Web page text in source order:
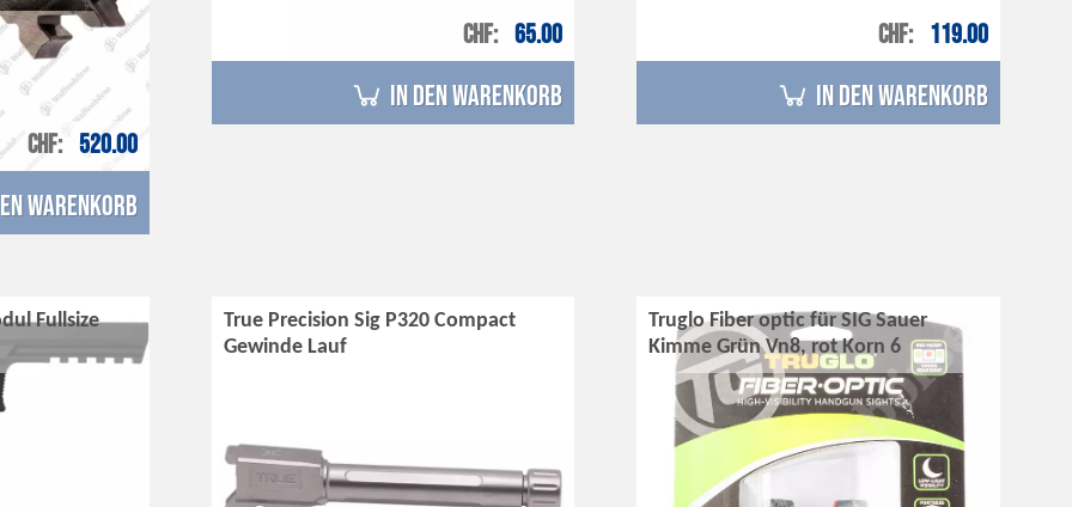
CHF 520.00
Warenkorb
CHF 65.00
in den Warenkorb
CHF 119.00
in den Warenkorb
Fullsize
True Precision Sig P320 Compact
Gewinde Lauf
Truglo Fiber optic für SIG Sauer
Kimme Grün Vn8, rot Korn 6